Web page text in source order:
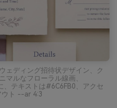
ェディング招待状デザイン、ク
マルなフローラル線画、
、テキストは#6C6FB0、アクセ
ウト --ar 4:3